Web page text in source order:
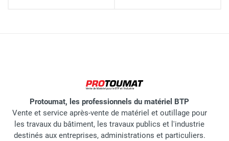
Protoumat, les professionnels du matériel BTP
Vente et service après-vente de matériel et outillage pour
les travaux du bâtiment, les travaux publics et l'industrie
destinés aux entreprises, administrations et particuliers.